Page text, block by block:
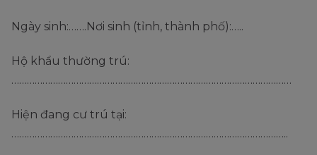
Ngày sinh:…….Nơi sinh (tỉnh, thành phố):…..
Hộ khẩu thường trú:
………………………………………………………………………………………………
Hiện đang cư trú tại:
……………………………………………………………………………………………..